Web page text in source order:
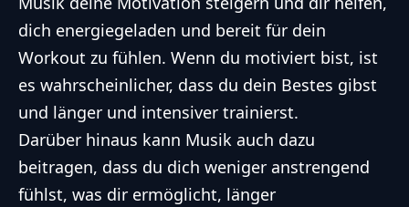
dich energiegeladen und bereit für dein
Workout zu fühlen. Wenn du motiviert bist, ist
es wahrscheinlicher, dass du dein Bestes gibst
und länger und intensiver trainierst.
Darüber hinaus kann Musik auch dazu
beitragen, dass du dich weniger anstrengend
fühlst, was dir ermöglicht, länger